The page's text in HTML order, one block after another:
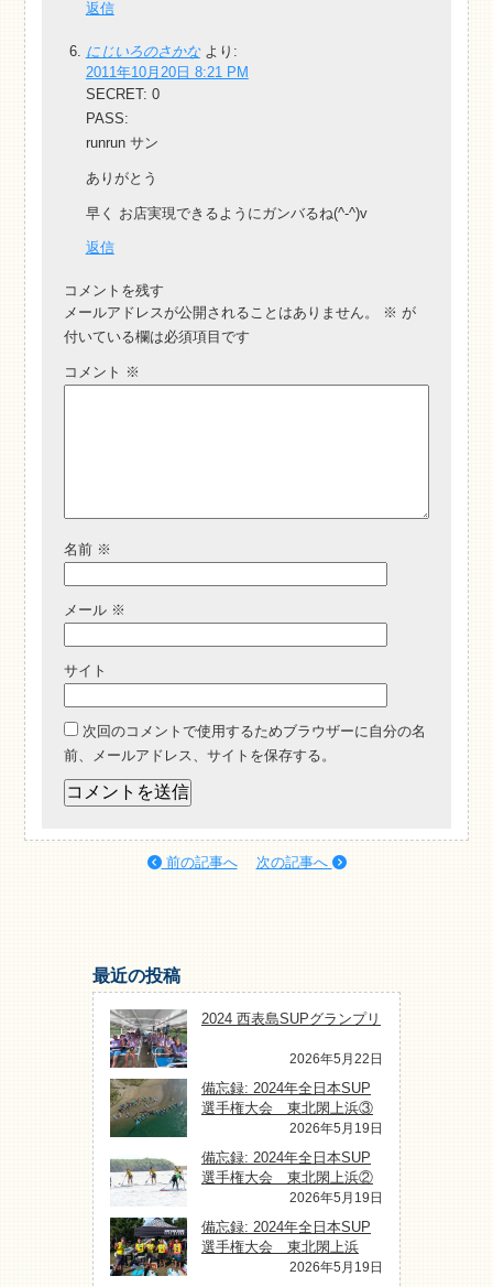
返信
にじいろのさかな より:
2011年10月20日 8:21 PM
SECRET: 0
PASS:
runrun サン
ありがとう
早く お店実現できるようにガンバるね(^-^)v
返信
コメントを残す
メールアドレスが公開されることはありません。
※ が
付いている欄は必須項目です
コメント ※
名前 ※
メール ※
サイト
次回のコメントで使用するためブラウザーに自分の名
前、メールアドレス、サイトを保存する。
前の記事へ 次の記事へ
最近の投稿
2024 西表島SUPグランプリ
2026年5月22日
備忘録: 2024年全日本SUP
選手権大会 東北閖上浜③
2026年5月19日
備忘録: 2024年全日本SUP
選手権大会 東北閖上浜②
2026年5月19日
備忘録: 2024年全日本SUP
選手権大会 東北閖上浜
2026年5月19日